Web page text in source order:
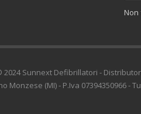
Non
2024 Sunnext Defibrillatori -
Monzese (MI) - P.Iva 07394350966 -